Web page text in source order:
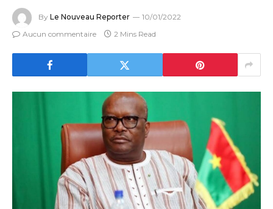
By Le Nouveau Reporter
10/01/2022
Aucun commentaire
2 Mins Read